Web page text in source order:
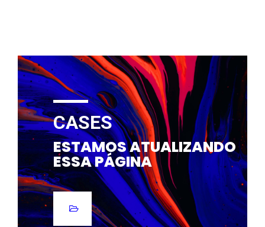
CASES
ESTAMOS ATUALIZANDO
ESSA PÁGINA